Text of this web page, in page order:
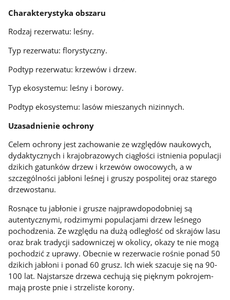
Charakterystyka obszaru
Rodzaj rezerwatu: leśny.
Typ rezerwatu: florystyczny.
Podtyp rezerwatu: krzewów i drzew.
Typ ekosystemu: leśny i borowy.
Podtyp ekosystemu: lasów mieszanych nizinnych.
Uzasadnienie ochrony
Celem ochrony jest zachowanie ze względów naukowych,
dydaktycznych i krajobrazowych ciągłości istnienia populacji
dzikich gatunków drzew i krzewów owocowych, a w
szczególności jabłoni leśnej i gruszy pospolitej oraz starego
drzewostanu.
Rosnące tu jabłonie i grusze najprawdopodobniej są
autentycznymi, rodzimymi populacjami drzew leśnego
pochodzenia. Ze względu na dużą odległość od skrajów lasu
oraz brak tradycji sadowniczej w okolicy, okazy te nie mogą
pochodzić z uprawy. Obecnie w rezerwacie rośnie ponad 50
dzikich jabłoni i ponad 60 grusz. Ich wiek szacuje się na 90-
100 lat. Najstarsze drzewa cechują się pięknym pokrojem-
mają proste pnie i strzeliste korony.